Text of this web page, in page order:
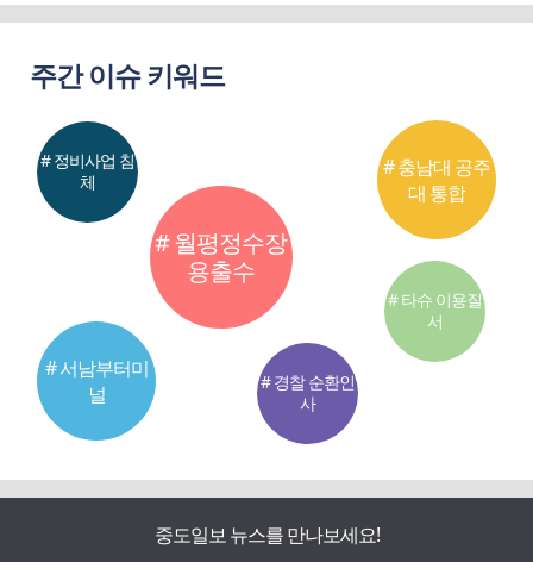
주간 이슈 키워드
# 월평정수장
용출수
# 서남부터미
널
# 충남대 공주
대 통합
# 정비사업 침
체
# 경찰 순환인
사
# 타슈 이용질
서
중도일보 뉴스를 만나보세요!